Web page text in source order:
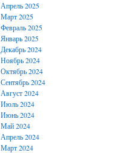
Апрель 2025
Март 2025
Февраль 2025
Январь 2025
Декабрь 2024
Ноябрь 2024
Октябрь 2024
Сентябрь 2024
Август 2024
Июль 2024
Июнь 2024
Май 2024
Апрель 2024
Март 2024